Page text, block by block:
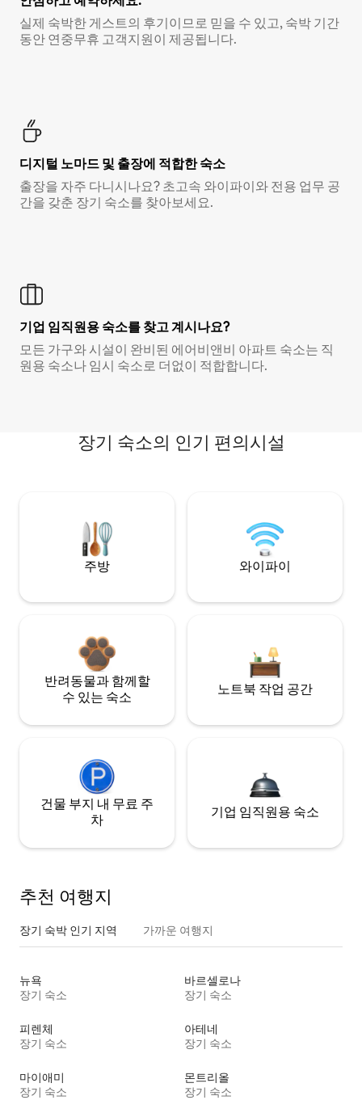
실제 숙박한 게스트의 후기이므로 믿을 수 있고, 숙박 기간
동안 연중무휴 고객지원이 제공됩니다.
디지털 노마드 및 출장에 적합한 숙소
출장을 자주 다니시나요? 초고속 와이파이와 전용 업무 공
간을 갖춘 장기 숙소를 찾아보세요.
기업 임직원용 숙소를 찾고 계시나요?
모든 가구와 시설이 완비된 에어비앤비 아파트 숙소는 직
원용 숙소나 임시 숙소로 더없이 적합합니다.
장기 숙소의 인기 편의시설
주방 와이파이
반려동물과 함께할
수 있는 숙소
노트북 작업 공간
건물 부지 내 무료 주
차
기업 임직원용 숙소
추천 여행지
장기 숙박 인기 지역 가까운 여행지
뉴욕
장기 숙소
바르셀로나
장기 숙소
피렌체
장기 숙소
아테네
장기 숙소
마이애미
장기 숙소
몬트리올
장기 숙소